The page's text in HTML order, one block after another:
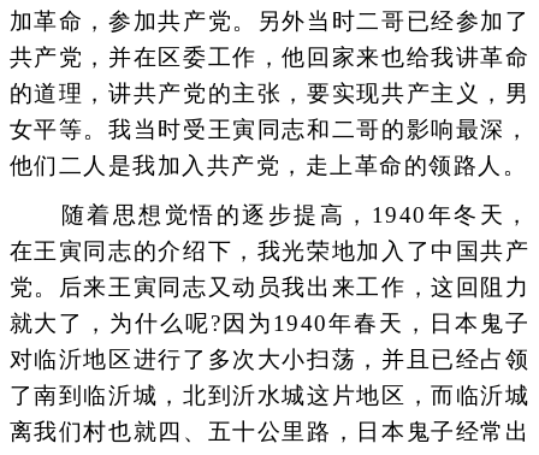
加革命，参加共产党。另外当时二哥已经参加了
共产党，并在区委工作，他回家来也给我讲革命
的道理，讲共产党的主张，要实现共产主义，男
女平等。我当时受王寅同志和二哥的影响最深，
他们二人是我加入共产党，走上革命的领路人。
随着思想觉悟的逐步提高，1940年冬天，
在王寅同志的介绍下，我光荣地加入了中国共产
党。后来王寅同志又动员我出来工作，这回阻力
就大了，为什么呢?因为1940年春天，日本鬼子
对临沂地区进行了多次大小扫荡，并且已经占领
了南到临沂城，北到沂水城这片地区，而临沂城
离我们村也就四、五十公里路，日本鬼子经常出